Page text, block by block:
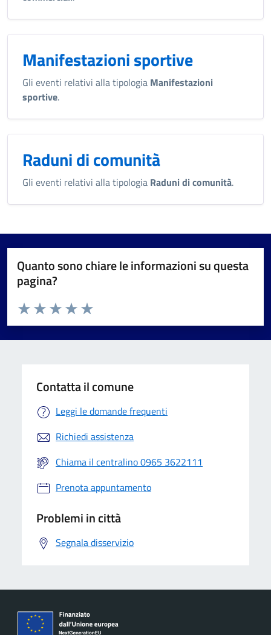
Manifestazioni sportive
Gli eventi relativi alla tipologia Manifestazioni
sportive.
Raduni di comunità
Gli eventi relativi alla tipologia Raduni di comunità.
Quanto sono chiare le informazioni su questa
pagina?
Valuta da 1 a 5 stelle la pagina
Valuta 5 stelle su 5
Valuta 4 stelle su 5
Valuta 3 stelle su 5
Valuta 2 stelle su 5
Valuta 1 stelle su 5
Contatta il comune
Leggi le domande frequenti
Richiedi assistenza
Chiama il centralino 0965 3622111
Prenota appuntamento
Problemi in città
Segnala disservizio